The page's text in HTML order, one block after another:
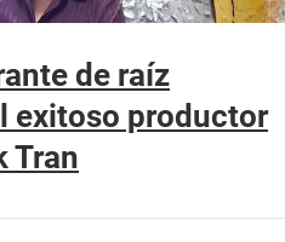
de raíz
exitoso productor
Tran